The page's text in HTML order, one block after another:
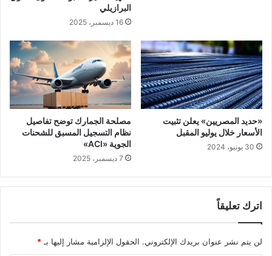
البرازيلي
16 ديسمبر، 2025
«حديد المصريين» يعلن تثبيت
الأسعار خلال يوليو المقبل
30 يونيو، 2024
مصلحة الجمارك توضح تفاصيل
نظام التسجيل المسبق للشحنات
الجوية «ACI»
7 ديسمبر، 2025
اترك تعليقاً
لن يتم نشر عنوان بريدك الإلكتروني. الحقول الإلزامية مشار إليها بـ *